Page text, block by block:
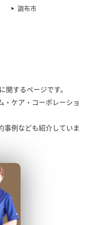
調布市
するページです。
・ケア・コーポレーショ
事例なども紹介していま